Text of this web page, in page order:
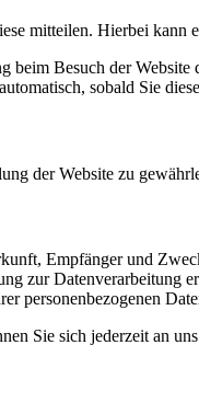
mitteilen. Hierbei
Besuch der
sobald Sie
der Website zu
Empfänger und
zur
personenbezogenen
Sie sich jederzeit an